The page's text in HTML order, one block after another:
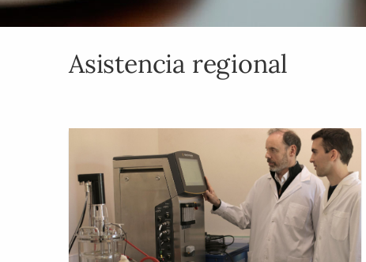
Asistencia regional